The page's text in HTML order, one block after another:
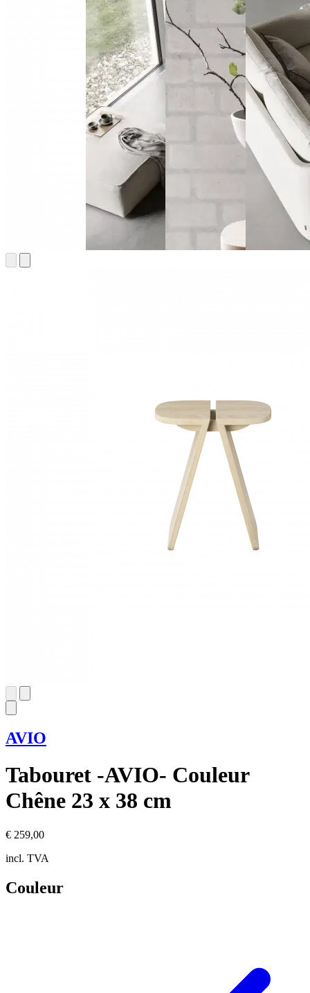
AVIO
Tabouret -AVIO- Couleur
Chêne 23 x 38 cm
€ 259,00
incl. TVA
Couleur